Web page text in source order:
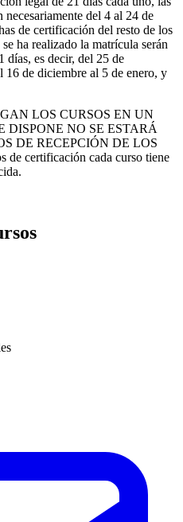
del 4 al 24 de
de certificación del resto de los
ha realizado la matrícula serán
días, es decir, del 25 de
de diciembre al 5 de enero, y
LOS CURSOS EN UN
DISPONE NO SE ESTARÁ
DE RECEPCIÓN DE LOS
de certificación cada curso tiene